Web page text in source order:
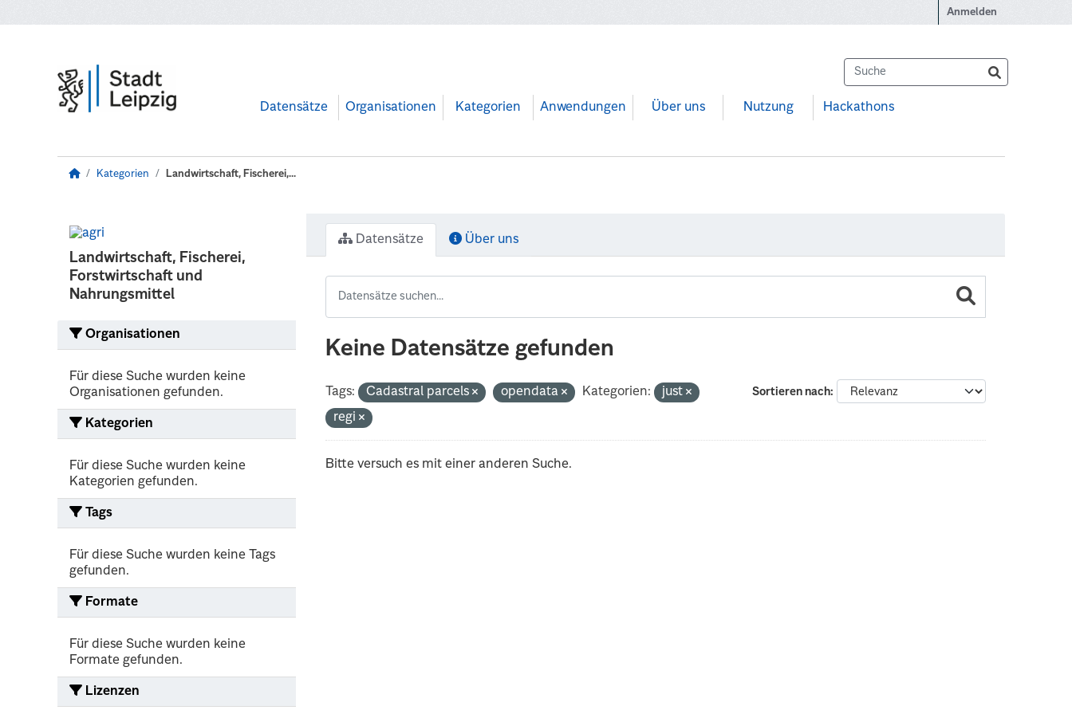
Anmelden
Datensätze Organisationen Kategorien Anwendungen Über uns Nutzung Hackathons
Kategorien Landwirtschaft, Fischerei,...
Landwirtschaft, Fischerei,
Forstwirtschaft und
Nahrungsmittel
Organisationen
Für diese Suche wurden keine
Organisationen gefunden.
Kategorien
Für diese Suche wurden keine
Kategorien gefunden.
Tags
Für diese Suche wurden keine Tags
gefunden.
Formate
Für diese Suche wurden keine
Formate gefunden.
Lizenzen
Datensätze Über uns
Keine Datensätze gefunden
Sortieren nach
Tags: Cadastral parcels opendata Kategorien:
just
regi
Bitte versuch es mit einer anderen Suche.